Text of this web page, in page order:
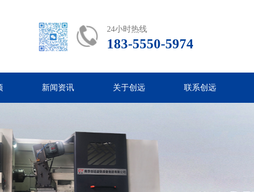
24小时热线
183-5550-5974
新闻资讯 关于创远 联系创远